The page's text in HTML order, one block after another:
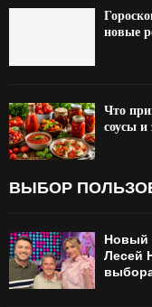
новые
Что
соусы и
ВЫБОР
Новый
Лесей